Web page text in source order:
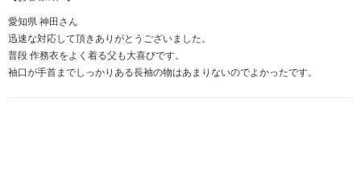
愛知県 神田さん
迅速な対応して頂きありがとうございました。
普段 作務衣をよく着る父も大喜びです。
袖口が手首までしっかりある長袖の物はあまりないのでよかったです。